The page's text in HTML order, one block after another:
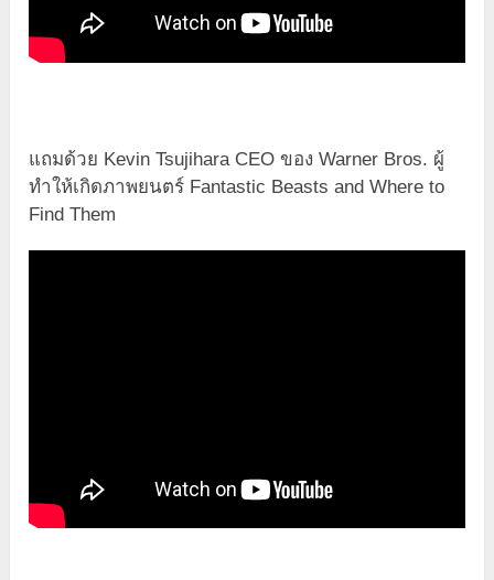
แถมด้วย Kevin Tsujihara CEO ของ Warner Bros. ผู้
ทำให้เกิดภาพยนตร์ Fantastic Beasts and Where to
Find Them